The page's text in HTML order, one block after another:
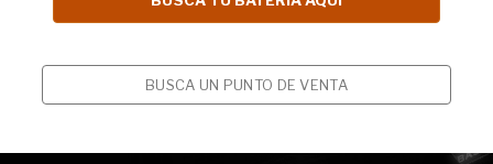
BUSCA UN PUNTO DE VENTA